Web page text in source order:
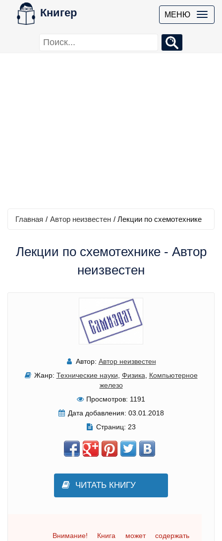
Книгер МЕНЮ
Главная / Автор неизвестен / Лекции по схемотехнике
Лекции по схемотехнике - Автор
неизвестен
Автор: Автор неизвестен
Жанр: Технические науки, Физика, Компьютерное
железо
Просмотров: 1191
Дата добавления: 03.01.2018
Страниц: 23
ЧИТАТЬ КНИГУ
Внимание! Книга может содержать